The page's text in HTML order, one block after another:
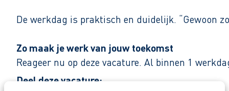
De werkdag is praktisch en duidelijk. “Gewoon
Zo maak je werk van jouw toekomst
Reageer nu op deze vacature. Al binnen 1
Deel deze vacature: